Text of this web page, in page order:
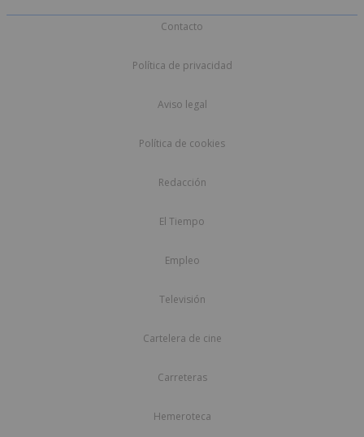
Contacto
Política de privacidad
Aviso legal
Política de cookies
Redacción
El Tiempo
Empleo
Televisión
Cartelera de cine
Carreteras
Hemeroteca